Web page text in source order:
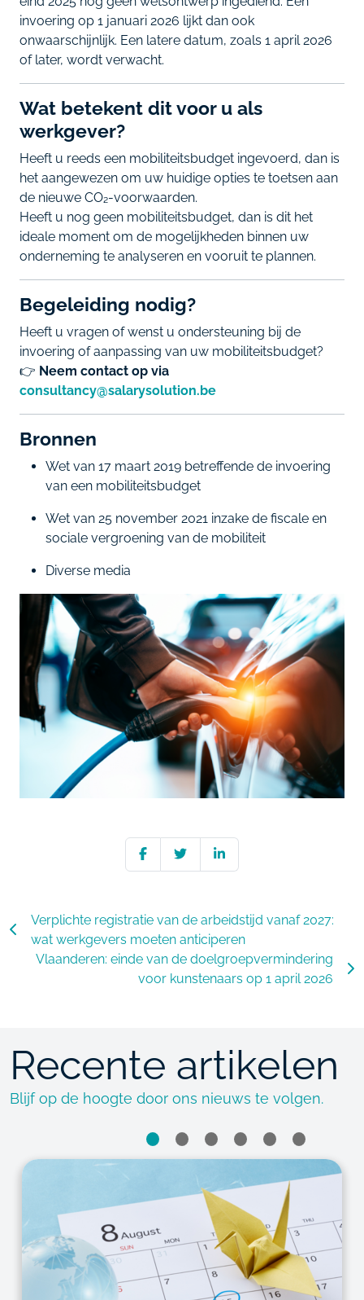
invoering op 1 januari 2026 lijkt dan ook
onwaarschijnlijk. Een latere datum, zoals 1 april 2026
of later, wordt verwacht.
Wat betekent dit voor u als
werkgever?
Heeft u reeds een mobiliteitsbudget ingevoerd, dan is
het aangewezen om uw huidige opties te toetsen aan
de nieuwe CO₂-voorwaarden.
Heeft u nog geen mobiliteitsbudget, dan is dit het
ideale moment om de mogelijkheden binnen uw
onderneming te analyseren en vooruit te plannen.
Begeleiding nodig?
Heeft u vragen of wenst u ondersteuning bij de
invoering of aanpassing van uw mobiliteitsbudget?
👉 Neem contact op via
consultancy@salarysolution.be
Bronnen
Wet van 17 maart 2019 betreffende de invoering
van een mobiliteitsbudget
Wet van 25 november 2021 inzake de fiscale en
sociale vergroening van de mobiliteit
Diverse media
Verplichte registratie van de arbeidstijd vanaf 2027:
wat werkgevers moeten anticiperen
Vlaanderen: einde van de doelgroepvermindering
voor kunstenaars op 1 april 2026
Recente artikelen
Blijf op de hoogte door ons nieuws te volgen.